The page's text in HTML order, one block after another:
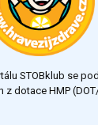
STOBklub se
z dotace HMP